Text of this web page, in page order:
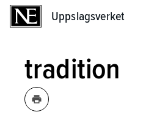
Uppslagsverket
tradition